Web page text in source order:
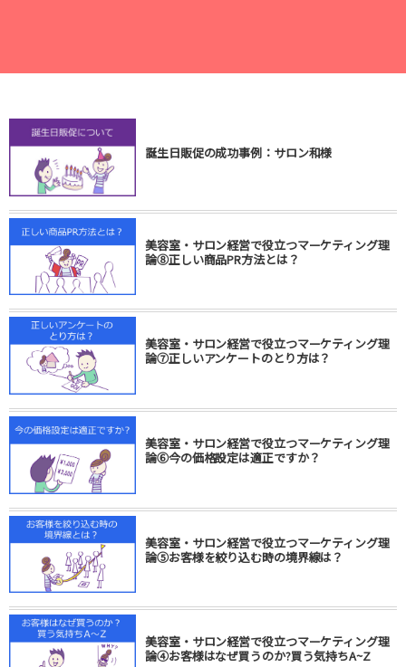
誕生日販促の成功事例：サロン和様
美容室・サロン経営で役立つマーケティング理
論⑧正しい商品PR方法とは？
美容室・サロン経営で役立つマーケティング理
論⑦正しいアンケートのとり方は？
美容室・サロン経営で役立つマーケティング理
論⑥今の価格設定は適正ですか？
美容室・サロン経営で役立つマーケティング理
論⑤お客様を絞り込む時の境界線は？
美容室・サロン経営で役立つマーケティング理
論④お客様はなぜ買うのか?買う気持ちA~Z